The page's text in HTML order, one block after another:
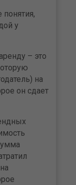
у
– это
на
он сдает